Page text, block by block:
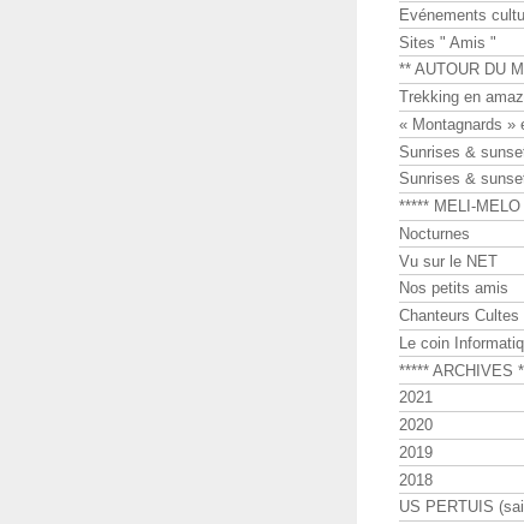
Evénements
Sites " Amis "
** AUTOUR DU
Trekking en
« Montagnards »
Sunrises &
Sunrises &
***** MELI-MELO
Nocturnes
Vu sur le NET
Nos petits amis
Chanteurs Cultes
Le coin
***** ARCHIVES
2021
2020
2019
2018
US PERTUIS